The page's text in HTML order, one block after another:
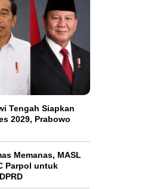
Tengah Siapkan
2029, Prabowo
Memanas, MASL
Parpol untuk